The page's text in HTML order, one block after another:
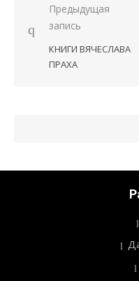
Навигация
записям
Предыдущая
запись
КНИГИ ВЯЧЕСЛАВА
ПРАХА